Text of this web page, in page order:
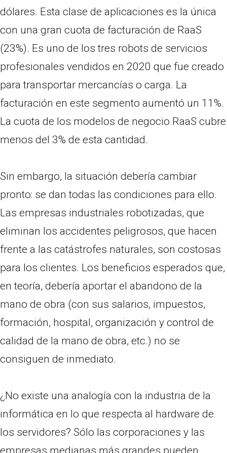
dólares. Esta clase de aplicaciones es la única
con una gran cuota de facturación de RaaS
(23%). Es uno de los tres robots de servicios
profesionales vendidos en 2020 que fue creado
para transportar mercancías o carga. La
facturación en este segmento aumentó un 11%.
La cuota de los modelos de negocio RaaS cubre
menos del 3% de esta cantidad.
Sin embargo, la situación debería cambiar
pronto: se dan todas las condiciones para ello.
Las empresas industriales robotizadas, que
eliminan los accidentes peligrosos, que hacen
frente a las catástrofes naturales, son costosas
para los clientes. Los beneficios esperados que,
en teoría, debería aportar el abandono de la
mano de obra (con sus salarios, impuestos,
formación, hospital, organización y control de
calidad de la mano de obra, etc.) no se
consiguen de inmediato.
¿No existe una analogía con la industria de la
informática en lo que respecta al hardware de
los servidores? Sólo las corporaciones y las
empresas medianas más grandes pueden